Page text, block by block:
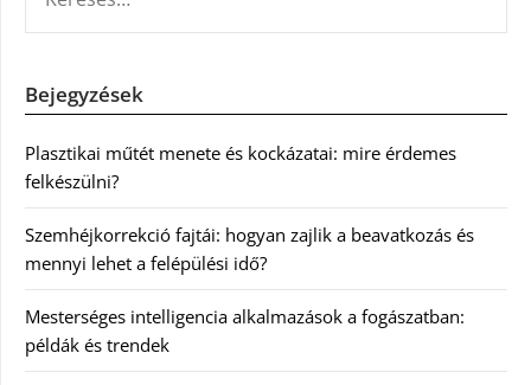
Bejegyzések
Plasztikai műtét menete és kockázatai: mire érdemes
felkészülni?
Szemhéjkorrekció fajtái: hogyan zajlik a beavatkozás és
mennyi lehet a felépülési idő?
Mesterséges intelligencia alkalmazások a fogászatban:
példák és trendek